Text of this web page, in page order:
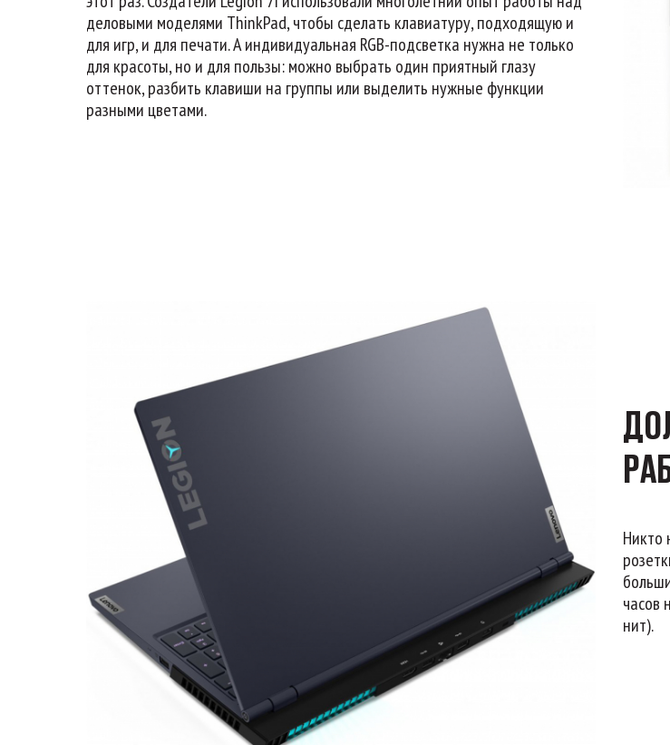
деловыми моделями ThinkPad, чтобы сделать клавиатуру, подходящую и
для игр, и для печати. А индивидуальная RGB-подсветка нужна не только
для красоты, но и для пользы: можно выбрать один приятный глазу
оттенок, разбить клавиши на группы или выделить нужные функции
разными цветами.
Никто
часов
нит).